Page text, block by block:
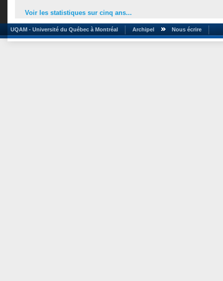
Voir les statistiques sur cinq ans...
UQAM - Université du Québec à Montréal Archipel Nous écrire